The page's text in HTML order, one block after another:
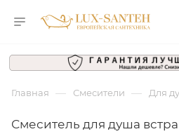
Главная — Смесители — Для
Смеситель для душа